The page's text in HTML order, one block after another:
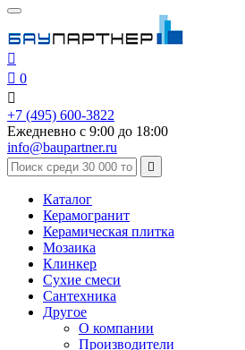

 0

+7 (495) 600-3822
Ежедневно с 9:00 до 18:00
info@baupartner.ru

Каталог
Керамогранит
Керамическая плитка
Мозаика
Клинкер
Сухие смеси
Сантехника
Другое
О компании
Производители